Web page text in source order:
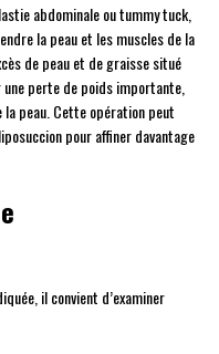
abdominale ou tummy tuck,
la peau et les muscles de la
de peau et de graisse situé
perte de poids importante,
peau. Cette opération peut
pour affiner davantage
il convient d’examiner